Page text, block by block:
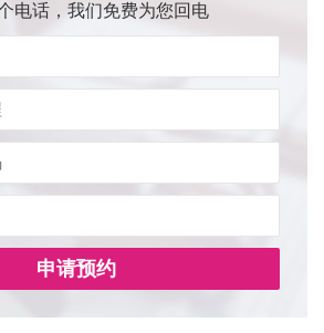
电话，我们免费为您回电
申请预约